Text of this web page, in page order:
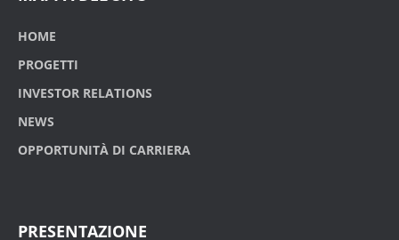
HOME
PROGETTI
INVESTOR RELATIONS
NEWS
OPPORTUNITÀ DI CARRIERA
PRESENTAZIONE